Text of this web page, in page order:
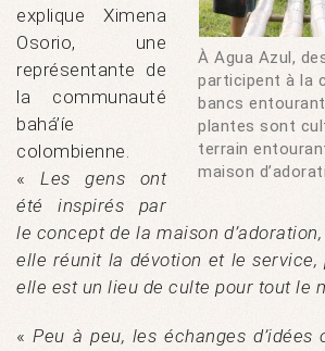
À Agua Azul,
participent à la
bancs
plantes sont
terrain
maison
explique Ximena
Osorio, une
représentante de
la communauté
bahá’íe
colombienne.
« Les gens ont
été inspirés par
le concept de la maison
elle réunit la dévotion et le
elle est un lieu de culte pour tout le
«Peu à peu, les échanges d’idées